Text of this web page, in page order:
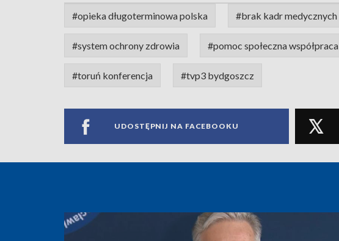
#opieka długoterminowa polska #brak kadr medycznych
#system ochrony zdrowia #pomoc społeczna współpraca
#toruń konferencja #tvp3 bydgoszcz
UDOSTĘPNIJ NA FACEBOOKU